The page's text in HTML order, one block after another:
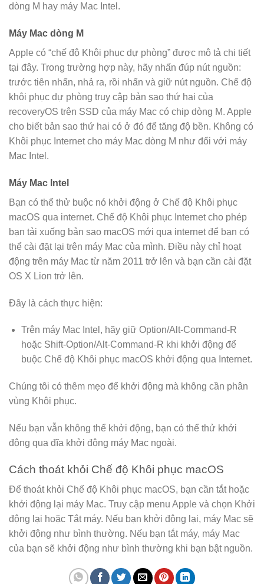
dòng M hay máy Mac Intel.
Máy Mac dòng M
Apple có “chế độ Khôi phục dự phòng” được mô tả chi tiết
tại đây. Trong trường hợp này, hãy nhấn đúp nút nguồn:
trước tiên nhấn, nhả ra, rồi nhấn và giữ nút nguồn. Chế độ
khôi phục dự phòng truy cập bản sao thứ hai của
recoveryOS trên SSD của máy Mac có chip dòng M. Apple
cho biết bản sao thứ hai có ở đó để tăng độ bền. Không có
Khôi phục Internet cho máy Mac dòng M như đối với máy
Mac Intel.
Máy Mac Intel
Bạn có thể thử buộc nó khởi động ở Chế độ Khôi phục
macOS qua internet. Chế độ Khôi phục Internet cho phép
bạn tải xuống bản sao macOS mới qua internet để bạn có
thể cài đặt lại trên máy Mac của mình. Điều này chỉ hoạt
động trên máy Mac từ năm 2011 trở lên và bạn cần cài đặt
OS X Lion trở lên.
Đây là cách thực hiện:
Trên máy Mac Intel, hãy giữ Option/Alt-Command-R
hoặc Shift-Option/Alt-Command-R khi khởi động để
buộc Chế độ Khôi phục macOS khởi động qua Internet.
Chúng tôi có thêm mẹo để khởi động mà không cần phân
vùng Khôi phục.
Nếu bạn vẫn không thể khởi động, bạn có thể thử khởi
động qua đĩa khởi động máy Mac ngoài.
Cách thoát khỏi Chế độ Khôi phục macOS
Để thoát khỏi Chế độ Khôi phục macOS, bạn cần tắt hoặc
khởi động lại máy Mac. Truy cập menu Apple và chọn Khởi
động lại hoặc Tắt máy. Nếu bạn khởi động lại, máy Mac sẽ
khởi động như bình thường. Nếu bạn tắt máy, máy Mac
của bạn sẽ khởi động như bình thường khi bạn bật nguồn.